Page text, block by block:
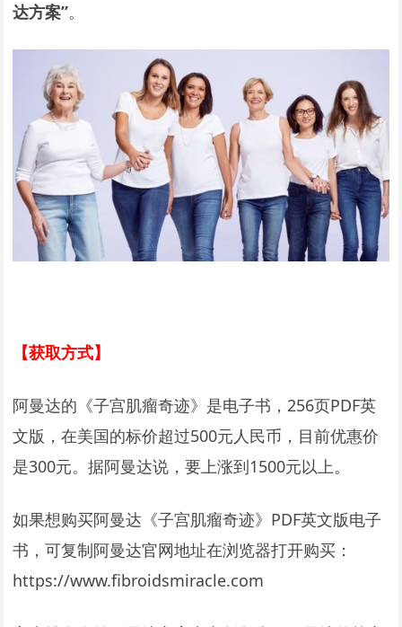
达方案”。
【获取方式】
阿曼达的《子宫肌瘤奇迹》是电子书，256页PDF英
文版，在美国的标价超过500元人民币，目前优惠价
是300元。据阿曼达说，要上涨到1500元以上。
如果想购买阿曼达《子宫肌瘤奇迹》PDF英文版电子
书，可复制阿曼达官网地址在浏览器打开购买：
https://www.fibroidsmiracle.com